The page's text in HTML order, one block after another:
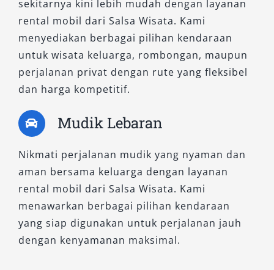
Mobil di Jombang
Layanan rental mobil Jombang terdekat sangat
cocok untuk:
Wisata keluarga dan liburan
Perjalanan dinas atau bisnis
Kebutuhan acara (pernikahan, event)
Antar-jemput tamu atau bandara
Mobilitas harian masyarakat lokal
Kebutuhan darurat transportasi
Dengan fleksibilitas ini, Anda bisa
menyesuaikan penggunaan kendaraan sesuai
kebutuhan spesifik.
sekitarnya kini lebih mudah dengan layanan
rental mobil dari Salsa Wisata. Kami
menyediakan berbagai pilihan kendaraan
untuk wisata keluarga, rombongan, maupun
perjalanan privat dengan rute yang fleksibel
dan harga kompetitif.
Mudik Lebaran
Nikmati perjalanan mudik yang nyaman dan
aman bersama keluarga dengan layanan
rental mobil dari Salsa Wisata. Kami
menawarkan berbagai pilihan kendaraan
yang siap digunakan untuk perjalanan jauh
dengan kenyamanan maksimal.